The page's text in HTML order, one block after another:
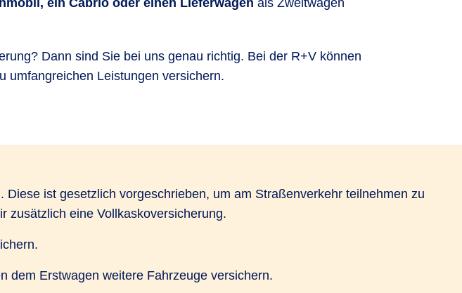
ein Cabrio oder einen Lieferwagen als Zweitwagen
Dann sind Sie bei uns genau richtig. Bei der R+V können
umfangreichen Leistungen versichern.
. Diese ist gesetzlich vorgeschrieben, um am Straßenverkehr teilnehmen zu
zusätzlich eine Vollkaskoversicherung.
dem Erstwagen weitere Fahrzeuge versichern.